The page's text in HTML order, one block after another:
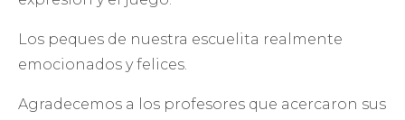
Los peques de nuestra escuelita realmente
emocionados y felices.
Agradecemos a los profesores que acercaron sus